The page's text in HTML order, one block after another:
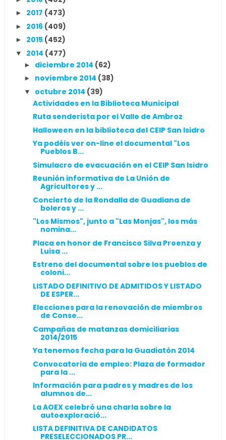
► 2017 (473)
► 2016 (409)
► 2015 (452)
▼ 2014 (477)
► diciembre 2014 (62)
► noviembre 2014 (38)
▼ octubre 2014 (39)
Actividades en la Biblioteca Municipal
Ruta senderista por el Valle de Ambroz
Halloween en la biblioteca del CEIP San Isidro
Ya podéis ver on-line el documental "Los
Pueblos B...
Simulacro de evacuación en el CEIP San Isidro
Reunión informativa de La Unión de
Agricultores y ...
Concierto de la Rondalla de Guadiana de
boleros y ...
"Los Mismos", junto a "Las Monjas", los más
nomina...
Placa en honor de Francisco Silva Proenza y
Luisa ...
Estreno del documental sobre los pueblos de
coloni...
LISTADO DEFINITIVO DE ADMITIDOS Y LISTADO
DE ESPER...
Elecciones para la renovación de miembros
de Conse...
Campañas de matanzas domiciliarias
2014/2015
Ya tenemos fecha para la Guadiatón 2014
Convocatoria de empleo: Plaza de formador
para la ...
Información para padres y madres de los
alumnos de...
La AOEX celebró una charla sobre la
autoexploració...
LISTA DEFINITIVA DE CANDIDATOS
PRESELECCIONADOS PR...